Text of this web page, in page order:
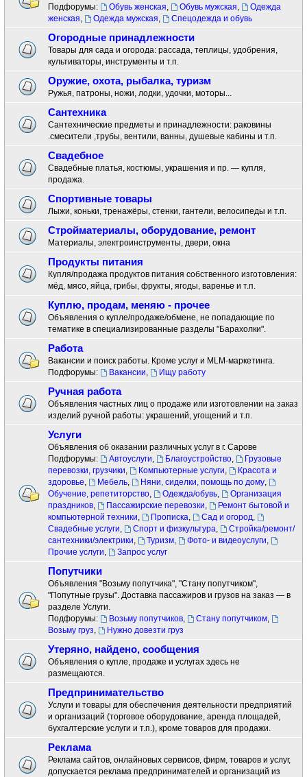
Подфорумы:
Обувь женская, Обувь мужская,
Одежда
женская, Одежда мужская, Спецодежда и обувь
Огородные принадлежности
Товары для сада и огорода: рассада, теплицы, удобрения,
культиваторы, инструменты и т.п.
Оружие, охота, рыбалка, туризм
Ружья, патроны, ножи, лодки, удочки, моторы...
Сантехника
Сантехнические предметы и принадлежности: раковины
.смесители ,трубы, вентили, ванны, душевые кабины и т.п.
Свадебное
Свадебные платья, костюмы, украшения и пр. — купля,
продажа.
Спортивные товары
Лыжи, коньки, тренажёры, стенки, гантели, велосипеды и т.п.
Стройматериалы, оборудование, ремонт
Материалы, электроинструменты, двери, окна
Продукты питания
Купля/продажа продуктов питания собственного изготовления:
мёд, мясо, яйца, грибы, фрукты, ягоды, варенье и т.п.
Куплю, продам, меняю - прочее
Объявления о купле/продаже/обмене, не попадающие по
тематике в специализированные разделы "Барахолки".
Работа
Вакансии и поиск работы. Кроме услуг и MLM-маркетинга.
Подфорумы:
Вакансии, Ищу работу
Ручная работа
Объявления частных лиц о продаже или изготовлении на заказ
изделий ручной работы: украшений, угощений и т.п.
Услуги
Объявления об оказании различных услуг в г. Сарове
Подфорумы:
Автоуслуги, Благоустройство,
Грузовые
перевозки, грузчики, Компьютерные услуги,
Красота и
здоровье, Мебель, Няни, сиделки, помощь по дому,
Обучение, репетиторство, Одежда/обувь,
Организация
праздников, Пассажирские перевозки,
Ремонт бытовой и
компьютерной техники, Прописка, Сад и огород,
Свадебные услуги, Спорт и физкультура,
Стройка/ремонт/
сантехники/электрики, Туризм, Фото- и видеоуслуги,
Прочие услуги, Запрос услуг
Попутчики
Объявления "Возьму попутчика", "Стану попутчиком",
"Попутные грузы". Доставка пассажиров и грузов на заказ — в
разделе Услуги.
Подфорумы:
Возьму попутчиков, Стану попутчиком,
Возьму груз, Нужно довезти груз
Утеряно, найдено, сообщения
Объявления о купле, продаже и услугах здесь не
размещаются.
Предпринимательство
Услуги и товары для обеспечения деятельности предприятий
и организаций (торговое оборудование, аренда площадей,
бухгалтерские услуги и т.п.), кроме товаров для продажи.
Реклама
Реклама сайтов, онлайновых сервисов, фирм, товаров и услуг,
допускается реклама предпринимателей и организаций из